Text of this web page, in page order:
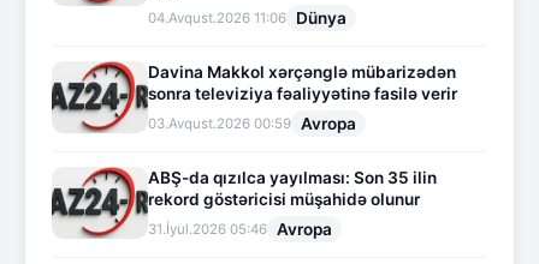
04.Avqust.2026 11:06 Dünya
Davina Makkol xərçənglə mübarizədən
sonra televiziya fəaliyyətinə fasilə verir
03.Avqust.2026 00:59 Avropa
ABŞ-da qızılca yayılması: Son 35 ilin
rekord göstəricisi müşahidə olunur
31.İyul.2026 05:46 Avropa